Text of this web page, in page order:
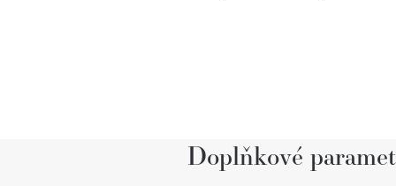
Doplňkové